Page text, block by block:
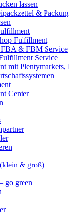
lassen
&
Fulfillment
FBA & FBM Service
Service
mit
Center
& groß)
go green